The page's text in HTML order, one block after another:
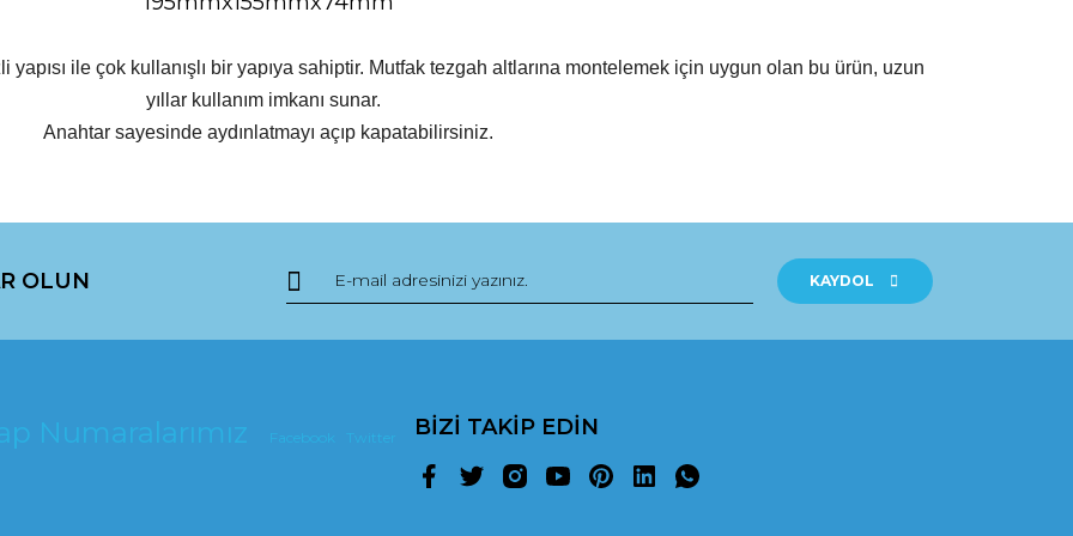
yapısı ile çok kullanışlı bir yapıya sahiptir. Mutfak tezgah altlarına montelemek için uygun olan bu ürün, uzun
yıllar kullanım imkanı sunar.
Anahtar sayesinde aydınlatmayı açıp kapatabilirsiniz.
OLUN KAYDOL
Numaralarımız Facebook Twitter BİZİ TAKİP EDİN